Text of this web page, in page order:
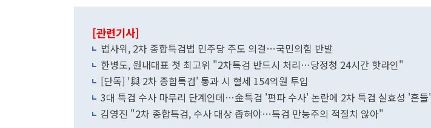
[관련기사]
법사위, 2차 종합특검법 민주당 주도 의결…국민의힘 반발
한병도, 원내대표 첫 최고위 "2차특검 반드시 처리…당정청 24시간 핫라인"
[단독] '與 2차 종합특검' 통과 시 혈세 154억원 투입
3대 특검 수사 마무리 단계인데…金특검 '편파 수사' 논란에 2차 특검 실효성 '흔들'
김영진 "2차 종합특검, 수사 대상 좁혀야…특검 만능주의 적절치 않아"